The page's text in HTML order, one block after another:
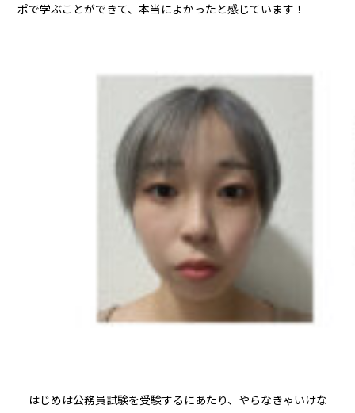
ポで学ぶことができて、本当によかったと感じています！
はじめは公務員試験を受験するにあたり、やらなきゃいけな